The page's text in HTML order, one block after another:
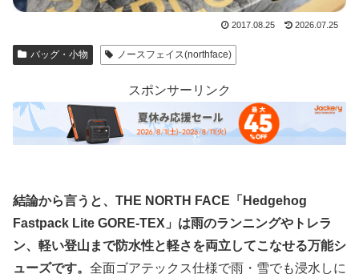
2017.08.25 2026.07.25
バッグ・小物 ノースフェイス(northface)
スポンサーリンク
結論から言うと、THE NORTH FACE「Hedgehog
Fastpack Lite GORE-TEX」は雨のランニングやトレラ
ン、軽い登山まで防水性と軽さを両立してこなせる万能シ
ューズです。 全面ゴアテックス仕様で雨・雪でも浸水しに